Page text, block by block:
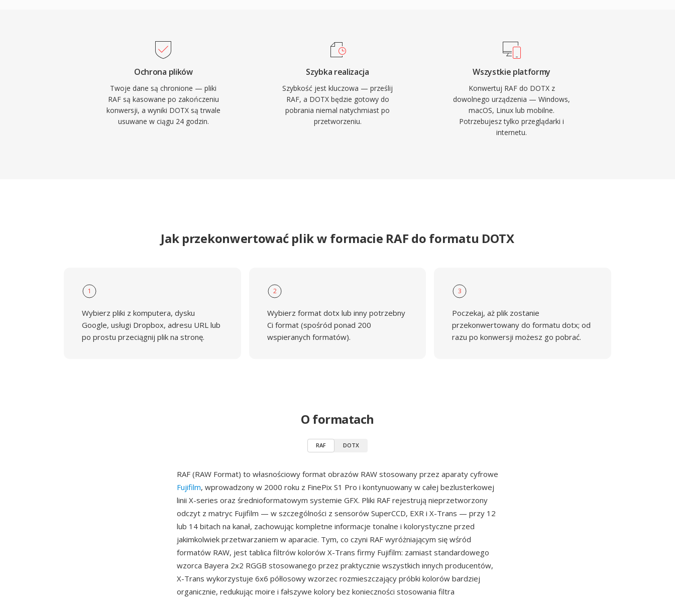
Ochrona plików
Twoje dane są chronione — pliki
RAF są kasowane po zakończeniu
konwersji, a wyniki DOTX są trwale
usuwane w ciągu 24 godzin.
Szybka realizacja
Szybkość jest kluczowa — prześlij
RAF, a DOTX będzie gotowy do
pobrania niemal natychmiast po
przetworzeniu.
Wszystkie platformy
Konwertuj RAF do DOTX z
dowolnego urządzenia — Windows,
macOS, Linux lub mobilne.
Potrzebujesz tylko przeglądarki i
internetu.
Jak przekonwertować plik w formacie RAF do formatu DOTX
1
Wybierz pliki z komputera, dysku
Google, usługi Dropbox, adresu URL lub
po prostu przeciągnij plik na stronę.
2
Wybierz format dotx lub inny potrzebny
Ci format (spośród ponad 200
wspieranych formatów).
3
Poczekaj, aż plik zostanie
przekonwertowany do formatu dotx; od
razu po konwersji możesz go pobrać.
O formatach
RAF DOTX
RAF (RAW Format) to własnościowy format obrazów RAW stosowany przez aparaty cyfrowe
Fujifilm, wprowadzony w 2000 roku z FinePix S1 Pro i kontynuowany w całej bezlusterkowej
linii X-series oraz średnioformatowym systemie GFX. Pliki RAF rejestrują nieprzetworzony
odczyt z matryc Fujifilm — w szczególności z sensorów SuperCCD, EXR i X-Trans — przy 12
lub 14 bitach na kanał, zachowując kompletne informacje tonalne i kolorystyczne przed
jakimkolwiek przetwarzaniem w aparacie. Tym, co czyni RAF wyróżniającym się wśród
formatów RAW, jest tablica filtrów kolorów X-Trans firmy Fujifilm: zamiast standardowego
wzorca Bayera 2x2 RGGB stosowanego przez praktycznie wszystkich innych producentów,
X-Trans wykorzystuje 6x6 półlosowy wzorzec rozmieszczający próbki kolorów bardziej
organicznie, redukując moire i fałszywe kolory bez konieczności stosowania filtra